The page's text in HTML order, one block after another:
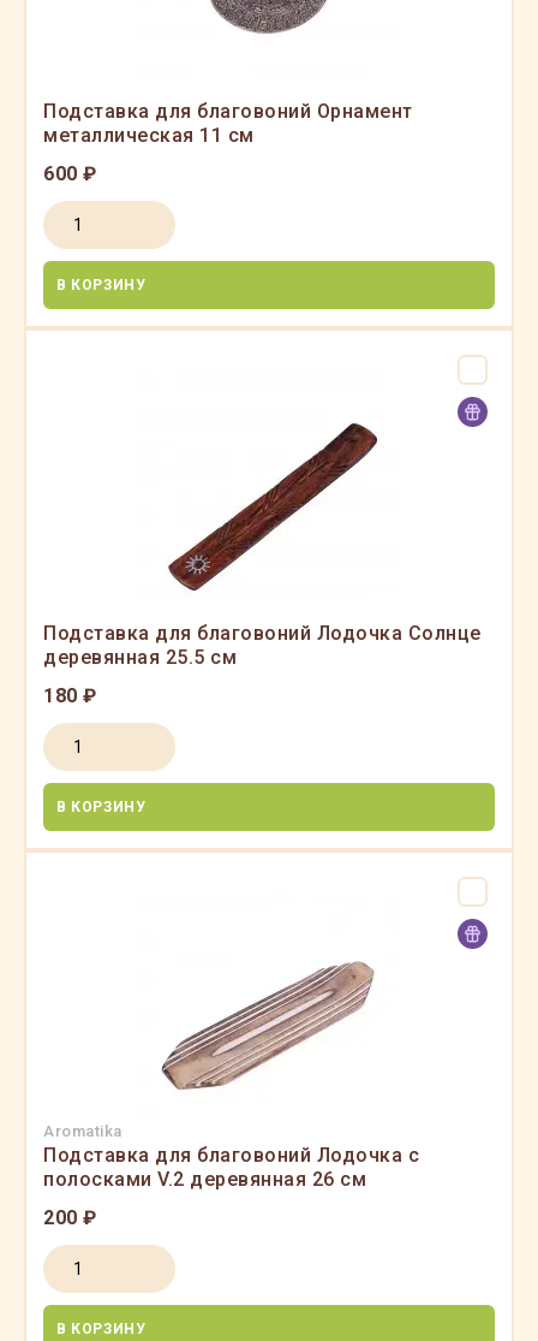
Подставка для благовоний Орнамент
металлическая 11 см
600 ₽
В КОРЗИНУ
Подставка для благовоний Лодочка Солнце
деревянная 25.5 см
180 ₽
В КОРЗИНУ
Aromatika
Подставка для благовоний Лодочка с
полосками V.2 деревянная 26 см
200 ₽
В КОРЗИНУ